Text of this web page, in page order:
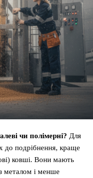
чи полімерні? Для
до подрібнення, краще
ковші. Вони мають
металом і менше